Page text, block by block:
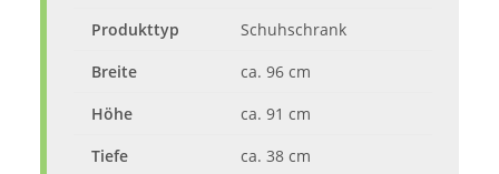
Produkttyp
Schuhschrank
Breite
ca. 96 cm
Höhe
ca. 91 cm
Tiefe
ca. 38 cm